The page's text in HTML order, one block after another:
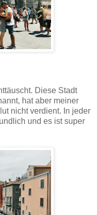
Diese Stadt
hat aber meiner
nicht verdient. In jeder
und es ist super